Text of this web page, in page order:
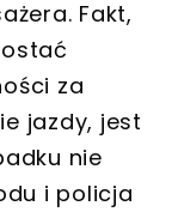
Fakt,
za
jazdy, jest
nie
i policja